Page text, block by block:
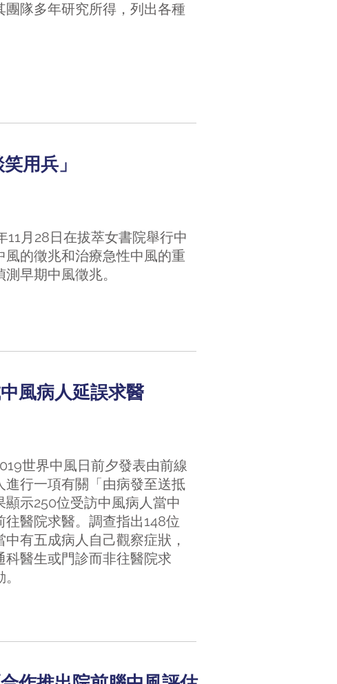
隊多年研究所得，列出各種
用兵」
月28日在拔萃女書院舉行中
的徵兆和治療急性中風的重
早期中風徵兆。
風病人延誤求醫
世界中風日前夕發表由前線
行一項有關「由病發至送抵
示250位受訪中風病人當中
醫院求醫。調查指出148位
有五成病人自己觀察症狀，
醫生或門診而非往醫院求